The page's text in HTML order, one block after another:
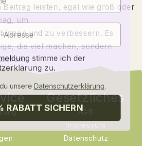
Beitrag leisten, egal wie groß oder
um
und zu verbessern. Es
die viel machen, sondern
Gesetzliches
AGB
Impressum
Datenschutz
stimme ich der
zu.
RABATT SICHERN